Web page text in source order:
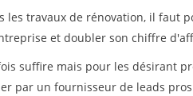
travaux de rénovation, il faut
et doubler son chiffre
suffire mais pour les désirant
par un fournisseur de leads